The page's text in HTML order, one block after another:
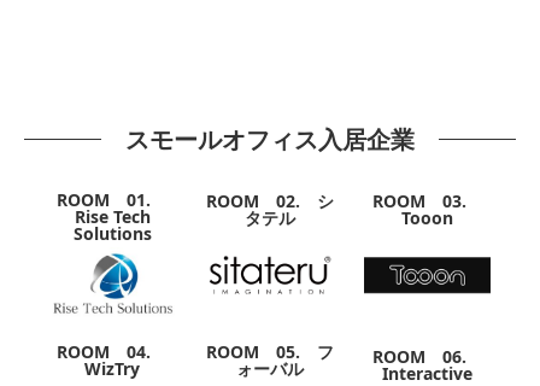
スモールオフィス入居企業
ROOM 01.
Rise Tech
Solutions
ROOM 02. シ
タテル
ROOM 03.
Tooon
ROOM 04.
WizTry
ROOM 05. フ
ォーバル
ROOM 06.
Interactive